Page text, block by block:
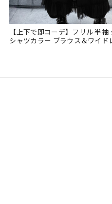
【上下で即コーデ】フリル 半袖
シャツカラー ブラウス＆ワイド